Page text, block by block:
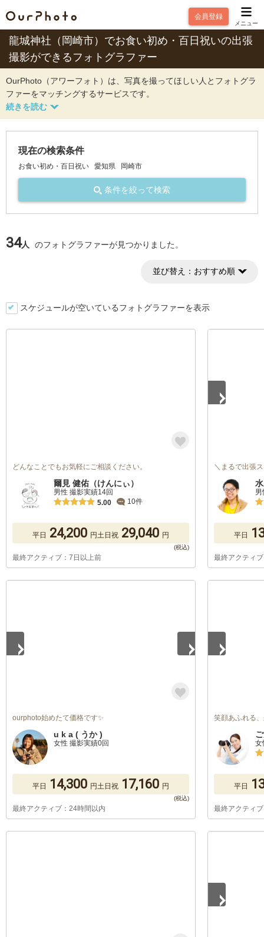
会員登録
メニュー
龍城神社（岡崎市）でお食い初め・百日祝いの出張
撮影ができるフォトグラファー
OurPhoto（アワーフォト）は、写真を撮ってほしい人とフォトグラ
ファーをマッチングするサービスです。
現在の検索条件
お食い初め・百日祝い 愛知県 岡崎市
条件を絞って検索
34人 のフォトグラファーが見つかりました。
並び替え： おすすめ順
スケジュールが空いているフォトグラファーを表示
どんなことでもお気軽にご相談ください。
爾見 健佑（けんにぃ）
男性 撮影実績14回
5.00
10件
平日 24,200 円土日祝 29,040 円
最終アクティブ：7日以上前
＼まるで出張
平日
最終アクティ
ourphoto始めたて価格です✨
u k a ( うか )
女性 撮影実績0回
平日 14,300 円土日祝 17,160 円
最終アクティブ：24時間以内
笑顔あふれる
女
平日
最終アクティ